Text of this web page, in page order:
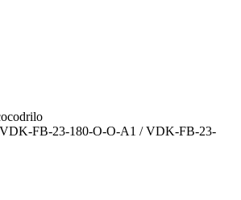
VDK-FB-23-180-O-O-A1 / VDK-FB-23-